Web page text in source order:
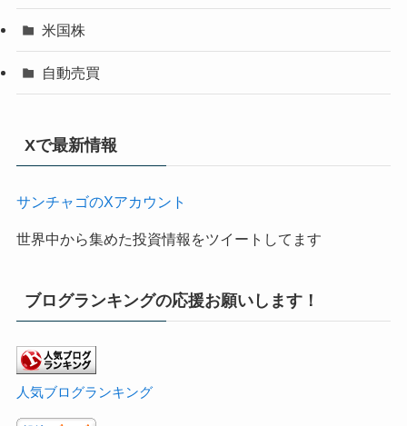
米国株
自動売買
Xで最新情報
サンチャゴのXアカウント
世界中から集めた投資情報をツイートしてます
ブログランキングの応援お願いします！
人気ブログランキング